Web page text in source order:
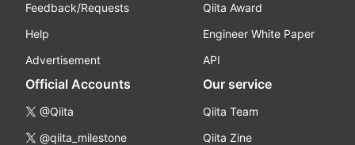
Feedback/Requests
Help
Advertisement
Qiita Award
Engineer White Paper
API
Official Accounts
@Qiita
@qiita_milestone
Our service
Qiita Team
Qiita Zine